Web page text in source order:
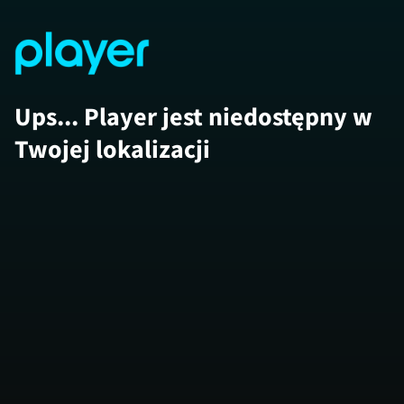
Ups... Player jest niedostępny w
Twojej lokalizacji